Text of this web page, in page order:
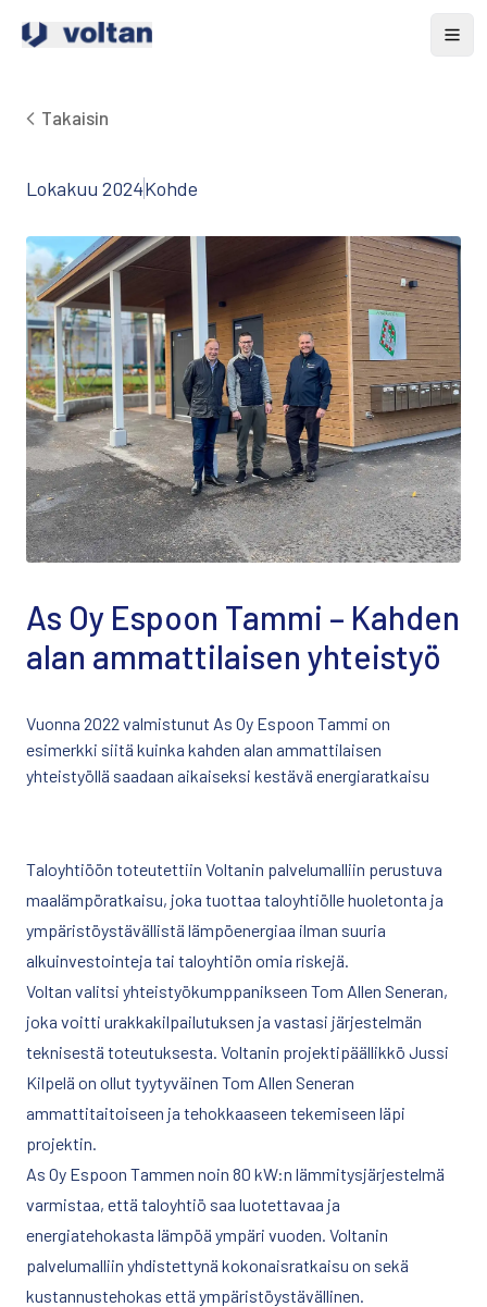
Takaisin
Lokakuu 2024Kohde
As Oy Espoon Tammi – Kahden
alan ammattilaisen yhteistyö
Vuonna 2022 valmistunut As Oy Espoon Tammi on
esimerkki siitä kuinka kahden alan ammattilaisen
yhteistyöllä saadaan aikaiseksi kestävä energiaratkaisu
Taloyhtiöön toteutettiin Voltanin palvelumalliin perustuva
maalämpöratkaisu, joka tuottaa taloyhtiölle huoletonta ja
ympäristöystävällistä lämpöenergiaa ilman suuria
alkuinvestointeja tai taloyhtiön omia riskejä.
Voltan valitsi yhteistyökumppanikseen Tom Allen Seneran,
joka voitti urakkakilpailutuksen ja vastasi järjestelmän
teknisestä toteutuksesta. Voltanin projektipäällikkö Jussi
Kilpelä on ollut tyytyväinen Tom Allen Seneran
ammattitaitoiseen ja tehokkaaseen tekemiseen läpi
projektin.
As Oy Espoon Tammen noin 80 kW:n lämmitysjärjestelmä
varmistaa, että taloyhtiö saa luotettavaa ja
energiatehokasta lämpöä ympäri vuoden. Voltanin
palvelumalliin yhdistettynä kokonaisratkaisu on sekä
kustannustehokas että ympäristöystävällinen.